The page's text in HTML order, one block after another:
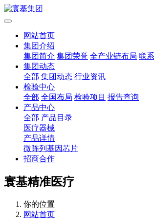
网站首页
集团介绍
集团简介 集团荣誉 全产业链布局 联
集团动态
全部 集团动态 行业资讯
检验中心
全部 全国布局 检验项目 报告查询
产品中心
全部 产品目录
医疗器械
产品详情
微阵列基因芯片
招商合作
寰基精准医疗
你的位置
网站首页